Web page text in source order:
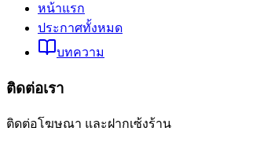
หน้าแรก
ประกาศทั้งหมด
บทความ
ติดต่อเรา
ติดต่อโฆษณา และฝากเซ้งร้าน